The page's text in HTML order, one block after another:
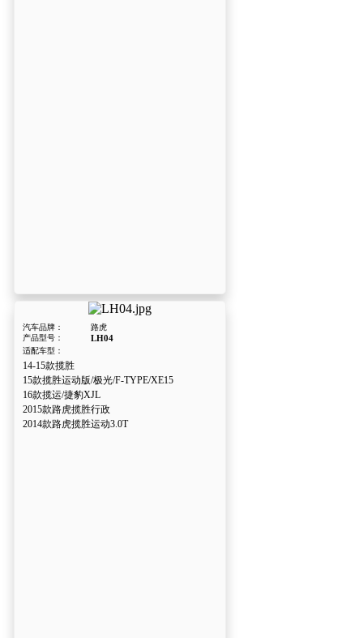
汽车品牌：
路虎
产品型号：
LH04
适配车型：
14-15款揽胜
15款揽胜运动版/极光/F-TYPE/XE15
16款揽运/捷豹XJL
2015款路虎揽胜行政
2014款路虎揽胜运动3.0T